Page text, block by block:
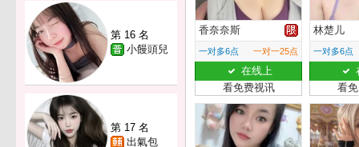
第 16 名
小饅頭兒
第 17 名
出氣包
香奈奈斯
一对多6点 一对一25点
在线上
看免费视讯
林楚儿
一对多6点
看